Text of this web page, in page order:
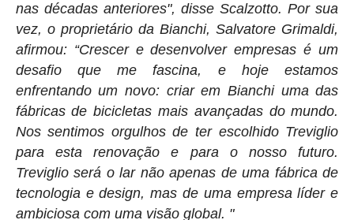
nas décadas anteriores", disse Scalzotto. Por sua
vez, o proprietário da Bianchi, Salvatore Grimaldi,
afirmou: “Crescer e desenvolver empresas é um
desafio que me fascina, e hoje estamos
enfrentando um novo: criar em Bianchi uma das
fábricas de bicicletas mais avançadas do mundo.
Nos sentimos orgulhos de ter escolhido Treviglio
para esta renovação e para o nosso futuro.
Treviglio será o lar não apenas de uma fábrica de
tecnologia e design, mas de uma empresa líder e
ambiciosa com uma visão global. "